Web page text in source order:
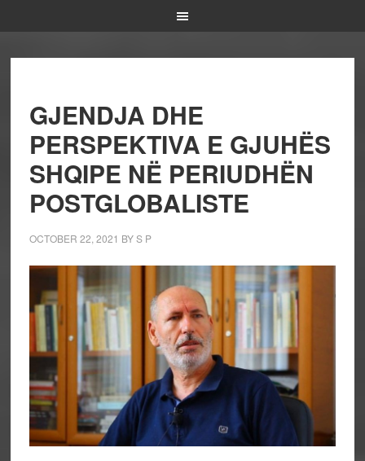
GJENDJA DHE
PERSPEKTIVA E GJUHËS
SHQIPE NË PERIUDHËN
POSTGLOBALISTE
OCTOBER 22, 2021 BYS P